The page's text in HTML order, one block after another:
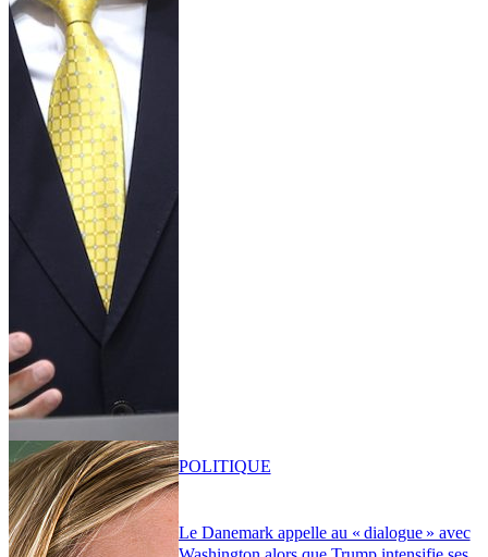
Le Danemark appelle au « dialogue » avec
POLITIQUE